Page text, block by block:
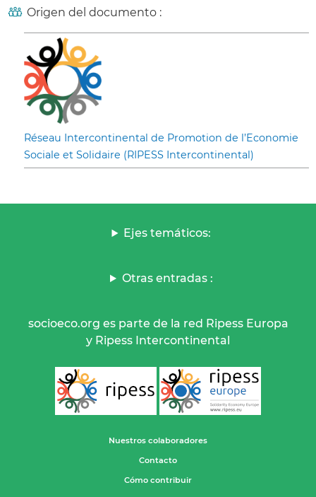
Origen del documento :
Réseau Intercontinental de Promotion de l’Economie
Sociale et Solidaire (RIPESS Intercontinental)
Ejes temáticos:
Otras entradas :
socioeco.org es parte de la red Ripess Europa
y Ripess Intercontinental
Nuestros colaboradores
Contacto
Cómo contribuir